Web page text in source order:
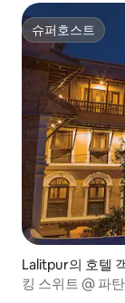
슈퍼호스트
슈퍼호스트
Lalitpur의 호텔
킹 스위트 @ 파